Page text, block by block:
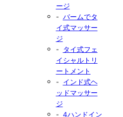
ージ
バームでタ
イ式マッサー
ジ
タイ式フェ
イシャルトリ
ートメント
インド式ヘ
ッドマッサー
ジ
4ハンドイン